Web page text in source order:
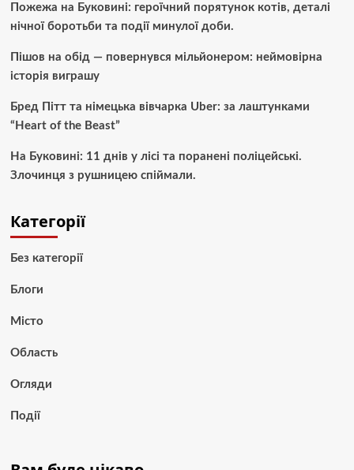
Пожежа на Буковині: героїчний порятунок котів, деталі
нічної боротьби та події минулої доби.
Пішов на обід — повернувся мільйонером: неймовірна
історія виграшу
Бред Пітт та німецька вівчарка Uber: за лаштунками
“Heart of the Beast”
На Буковині: 11 днів у лісі та поранені поліцейські.
Злочинця з рушницею спіймали.
Категорії
Без категорії
Блоги
Місто
Область
Огляди
Події